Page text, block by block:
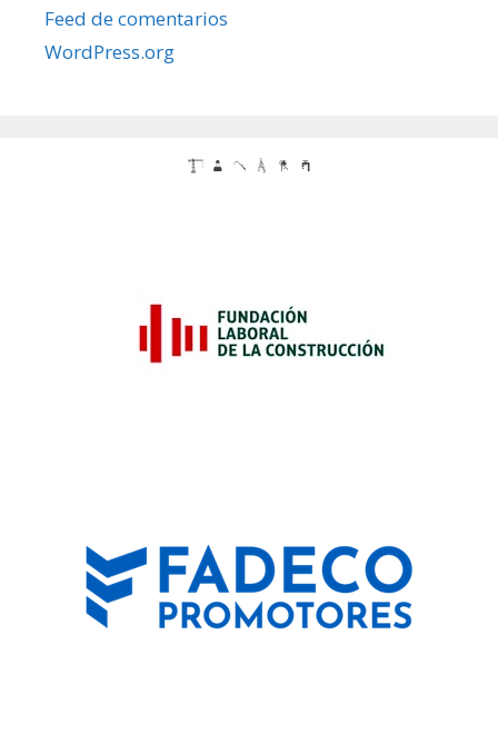
Feed de comentarios
WordPress.org